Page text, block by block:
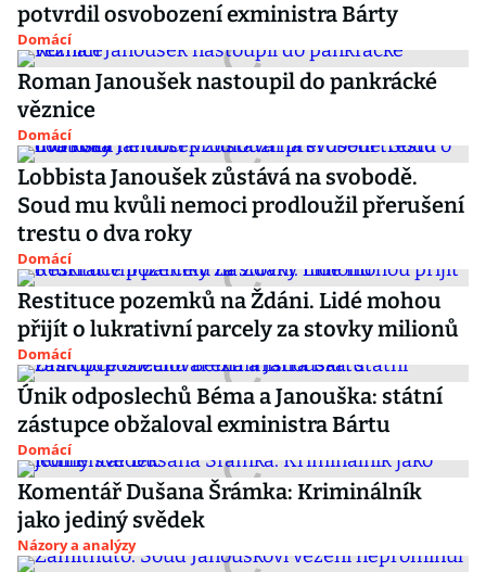
potvrdil osvobození exministra Bárty
Domácí
Roman Janoušek nastoupil do pankrácké
věznice
Domácí
Lobbista Janoušek zůstává na svobodě.
Soud mu kvůli nemoci prodloužil přerušení
trestu o dva roky
Domácí
Restituce pozemků na Ždáni. Lidé mohou
přijít o lukrativní parcely za stovky milionů
Domácí
Únik odposlechů Béma a Janouška: státní
zástupce obžaloval exministra Bártu
Domácí
Komentář Dušana Šrámka: Kriminálník
jako jediný svědek
Názory a analýzy